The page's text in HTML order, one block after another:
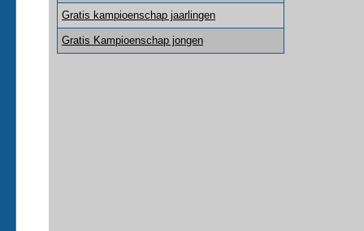
Gratis kampioenschap jaarlingen
Gratis Kampioenschap jongen